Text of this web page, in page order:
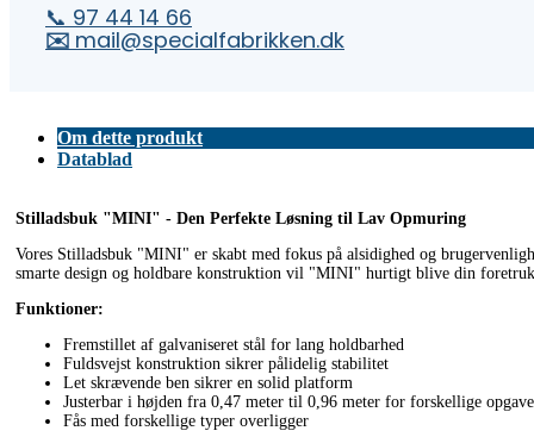
📞 97 44 14 66
✉️ mail@specialfabrikken.dk
Om dette produkt
Datablad
Stilladsbuk "MINI" - Den Perfekte Løsning til Lav Opmuring
Vores Stilladsbuk "MINI" er skabt med fokus på alsidighed og
smarte design og holdbare konstruktion vil "MINI" hurtigt blive din
Funktioner:
Fremstillet af galvaniseret stål for lang holdbarhed
Fuldsvejst konstruktion sikrer pålidelig stabilitet
Let skrævende ben sikrer en solid platform
Justerbar i højden fra 0,47 meter til 0,96 meter for forskellige
Fås med forskellige typer overligger